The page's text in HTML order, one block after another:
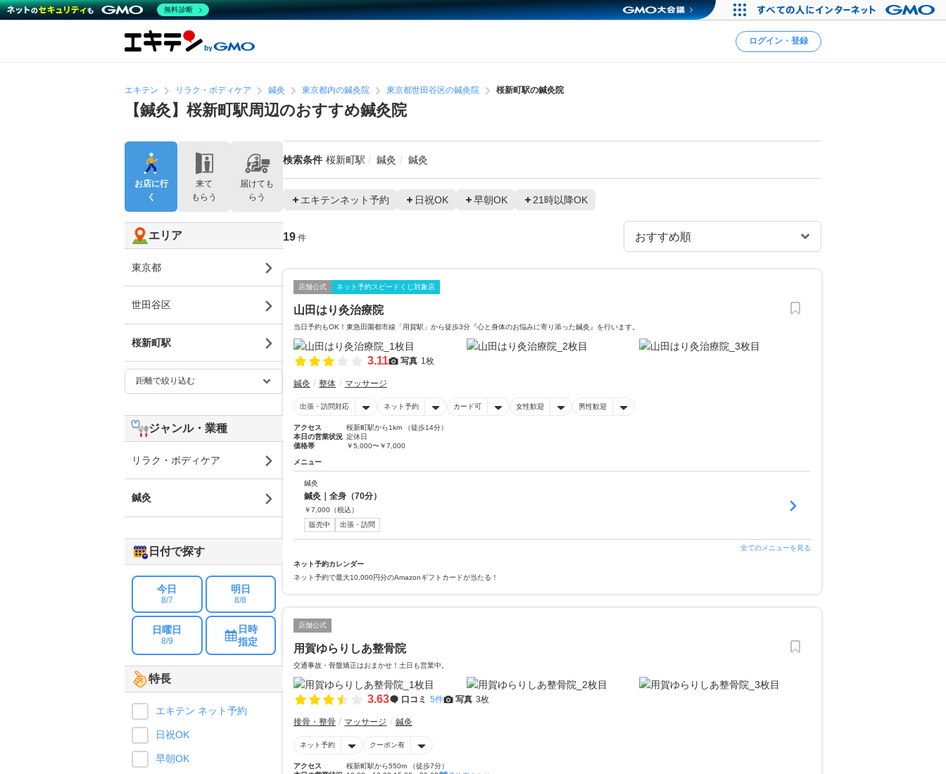
ログイン・登録
エキテン リラク・ボディケア 鍼灸 東京都内の鍼灸院 東京都世田谷区の鍼灸院 桜新町駅の鍼灸院
【鍼灸】桜新町駅周辺のおすすめ鍼灸院
検索条件 桜新町駅 鍼灸 鍼灸
エキテンネット予約 日祝OK 早朝OK 21時以降OK
19 件
店舗公式 ネット予約スピードくじ対象店
山田はり灸治療院
当日予約もOK！東急田園都市線「用賀駅」から徒歩3分『心と身体のお悩みに寄り添った鍼灸』を行います。
3.11 写真 1枚
鍼灸 整体 マッサージ
出張・訪問対応 ネット予約 カード可 女性歓迎 男性歓迎
アクセス
桜新町駅から1km （徒歩14分）
本日の営業状況 定休日
価格帯
￥5,000〜￥7,000
メニュー
鍼灸
鍼灸｜全身（70分）
￥7,000 （税込）
販売中
出張・訪問
全てのメニューを見る
ネット予約カレンダー
ネット予約で最大10,000円分のAmazonギフトカードが当たる！
店舗公式
用賀ゆらりしあ整骨院
交通事故・骨盤矯正はおまかせ！土日も営業中。
3.63 口コミ 5件 写真 3枚
接骨・整骨 マッサージ 鍼灸
ネット予約 クーポン有
アクセス
桜新町駅から550m （徒歩7分）
お店に行
く
来て
もらう
届けても
らう
エリア
東京都
世田谷区
桜新町駅
ジャンル・業種
リラク・ボディケア
鍼灸
日付で探す
今日
8/7
明日
8/8
日曜日
8/9
日時
指定
特長
エキテン ネット予約
日祝OK
早朝OK
無料診断